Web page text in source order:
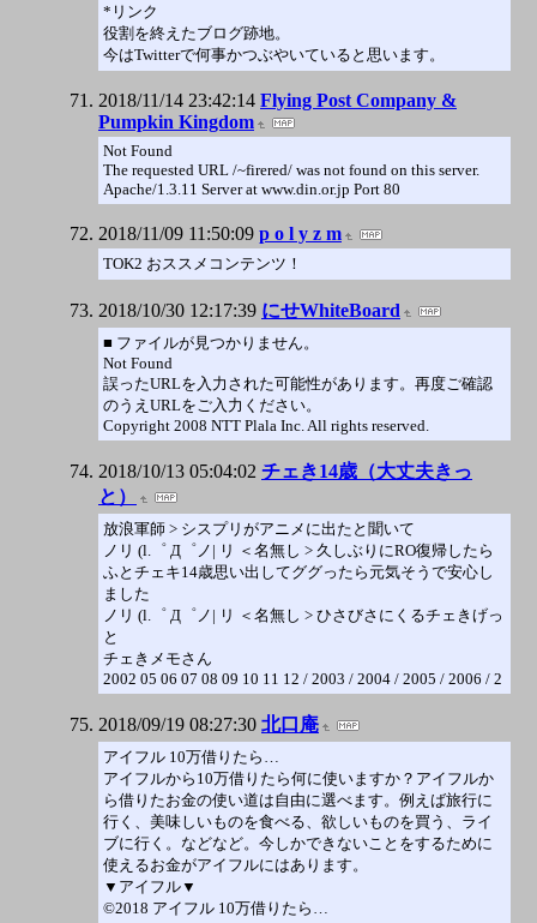
*リンク
役割を終えたブログ跡地。
今はTwitterで何事かつぶやいていると思います。
2018/11/14 23:42:14 Flying Post Company &
Pumpkin Kingdom
Not Found
The requested URL /~firered/ was not found on this server.
Apache/1.3.11 Server at www.din.or.jp Port 80
2018/11/09 11:50:09 p o l y z m
TOK2 おススメコンテンツ！
2018/10/30 12:17:39 にせWhiteBoard
■ ファイルが見つかりません。
Not Found
誤ったURLを入力された可能性があります。再度ご確認
のうえURLをご入力ください。
Copyright 2008 NTT Plala Inc. All rights reserved.
2018/10/13 05:04:02 チェき14歳（大丈夫きっ
と）
放浪軍師 > シスプリがアニメに出たと聞いて
ノリ (l.゜ Д゜ノ| リ ＜名無し > 久しぶりにRO復帰したら
ふとチェキ14歳思い出してググったら元気そうで安心し
ました
ノリ (l.゜ Д゜ノ| リ ＜名無し > ひさびさにくるチェきげっ
と
チェきメモさん
2002 05 06 07 08 09 10 11 12 / 2003 / 2004 / 2005 / 2006 / 2
2018/09/19 08:27:30 北口庵
アイフル 10万借りたら…
アイフルから10万借りたら何に使いますか？アイフルか
ら借りたお金の使い道は自由に選べます。例えば旅行に
行く、美味しいものを食べる、欲しいものを買う、ライ
ブに行く。などなど。今しかできないことをするために
使えるお金がアイフルにはあります。
▼アイフル▼
©2018 アイフル 10万借りたら…